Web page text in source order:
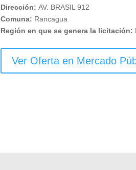
Dirección:AV. BRASIL 912
Comuna: Rancagua
Región en que se genera la licitación:
Ver Oferta en Mercado